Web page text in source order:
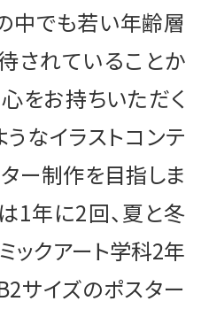
中でも若い年齢層
されていることか
をお持ちいただく
なイラストコンテ
ー制作を目指しま
1年に2回、夏と冬
ックアート学科2年
サイズのポスター